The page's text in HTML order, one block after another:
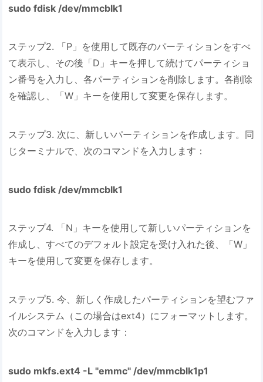
sudo fdisk /dev/mmcblk1
ステップ2. 「P」を使用して既存のパーティションをすべ
て表示し、その後「D」キーを押して続けてパーティショ
ン番号を入力し、各パーティションを削除します。各削除
を確認し、「W」キーを使用して変更を保存します。
ステップ3. 次に、新しいパーティションを作成します。同
じターミナルで、次のコマンドを入力します：
sudo fdisk /dev/mmcblk1
ステップ4. 「N」キーを使用して新しいパーティションを
作成し、すべてのデフォルト設定を受け入れた後、「W」
キーを使用して変更を保存します。
ステップ5. 今、新しく作成したパーティションを望むファ
イルシステム（この場合はext4）にフォーマットします。
次のコマンドを入力します：
sudo mkfs.ext4 -L "emmc" /dev/mmcblk1p1